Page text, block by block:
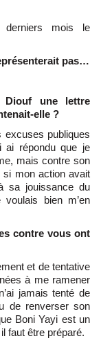
derniers mois le
pas…
Diouf une lettre
elle ?
excuses publiques
répondu que je
mais contre son
si mon action avait
sa jouissance du
voulais bien m’en
contre vous ont
et de tentative
à me ramener
jamais tenté de
de renverser son
Boni Yayi est un
faut être préparé.